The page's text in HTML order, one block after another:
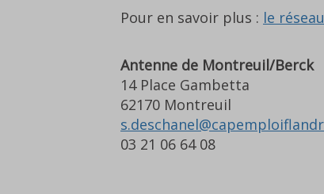
Pour en savoir plus : le
Antenne de Montreuil/Berck
14 Place Gambetta
62170 Montreuil
03 21 06 64 08